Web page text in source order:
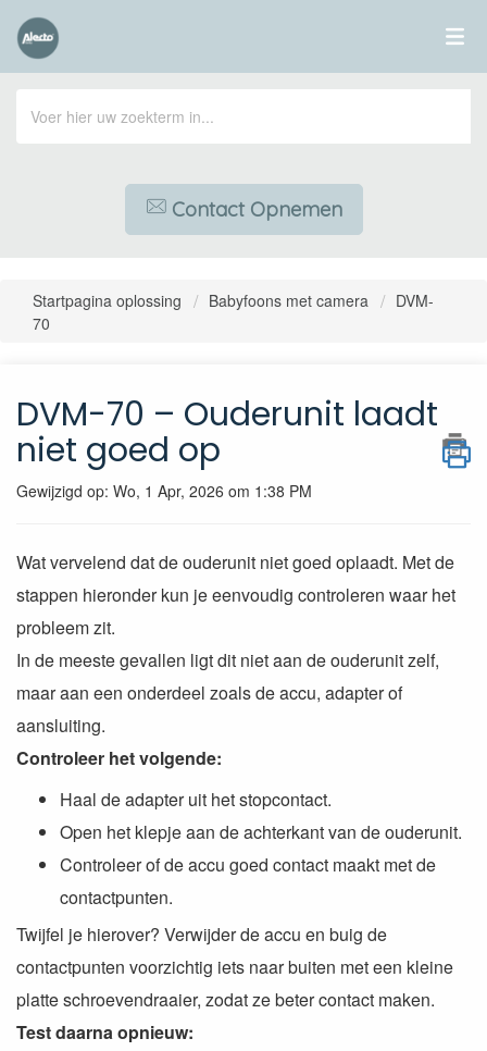
Contact Opnemen
Startpagina oplossing Babyfoons met camera
DVM-
70
DVM-70 – Ouderunit laadt
niet goed op
Gewijzigd op: Wo, 1 Apr, 2026 om 1:38 PM
Wat vervelend dat de ouderunit niet goed oplaadt. Met de
stappen hieronder kun je eenvoudig controleren waar het
probleem zit.
In de meeste gevallen ligt dit niet aan de ouderunit zelf,
maar aan een onderdeel zoals de accu, adapter of
aansluiting.
Controleer het volgende:
Haal de adapter uit het stopcontact.
Open het klepje aan de achterkant van de ouderunit.
Controleer of de accu goed contact maakt met de
contactpunten.
Twijfel je hierover? Verwijder de accu en buig de
contactpunten voorzichtig iets naar buiten met een kleine
platte schroevendraaier, zodat ze beter contact maken.
Test daarna opnieuw: